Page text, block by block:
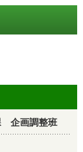
企画調整班